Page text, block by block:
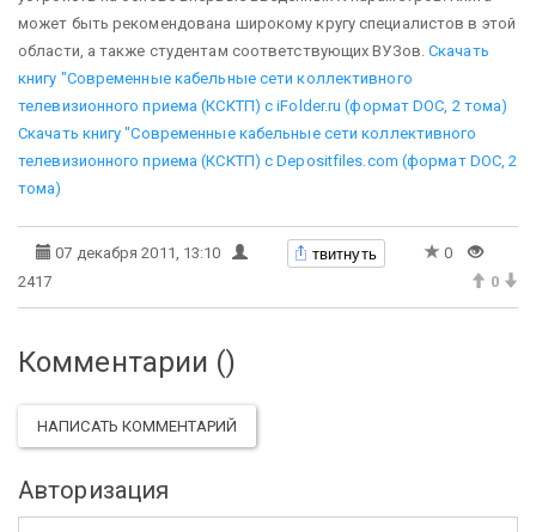
может быть рекомендована широкому кругу специалистов в этой
области, а также студентам соответствующих ВУЗов. Скачать
книгу "Современные кабельные сети коллективного
телевизионного приема (КСКТП) с iFolder.ru (формат DOC, 2 тома)
Скачать книгу "Современные кабельные сети коллективного
телевизионного приема (КСКТП) с Depositfiles.com (формат DOC, 2
тома)
07 декабря 2011, 13:10 твитнуть
0
2417
0
Комментарии ()
НАПИСАТЬ КОММЕНТАРИЙ
Авторизация